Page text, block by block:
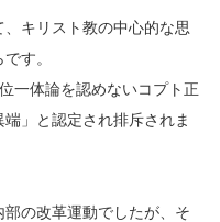
キリスト教の中心的な思
す。
一体論を認めないコプト正
」と認定され排斥されま
の改革運動でしたが、そ